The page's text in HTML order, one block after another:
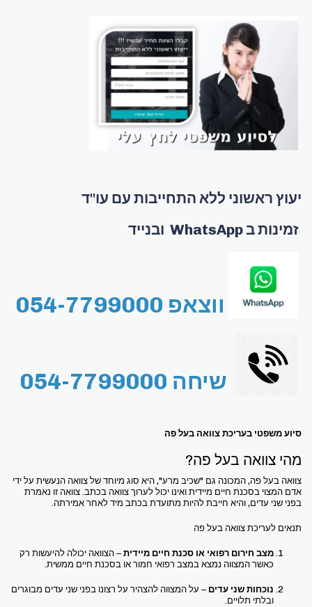
יעוץ ראשוני ללא התחייבות עם עו"ד
זמינות ב WhatsApp ובנייד
ווצאפ 054-7799000
שיחה 054-7799000
סיוע משפטי בעריכת צוואה בעל פה
מהי צוואה בעל פה?
צוואה בעל פה, המכונה גם "שכיב מרע", היא סוג מיוחד של צוואה הנעשית על ידי
אדם המצוי בסכנת חיים מיידית ואינו יכול לערוך צוואה בכתב. צוואה זו נאמרת
בפני שני עדים, והיא חייבת להיות מתועדת בכתב מיד לאחר אמירתה.
תנאים לעריכת צוואה בעל פה
מצב חירום רפואי או סכנת חיים מיידית– הצוואה יכולה להיעשות רק
כאשר המצווה נמצא במצב רפואי חמור או בסכנת חיים ממשית.
נוכחות שני עדים – על המצווה להצהיר על רצונו בפני שני עדים מבוגרים
ובלתי תלויים.